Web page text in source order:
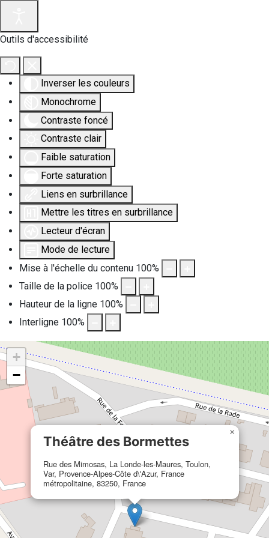
Outils d'accessibilité
Inverser les couleurs
Monochrome
Contraste foncé
Contraste clair
Faible saturation
Forte saturation
Liens en surbrillance
Mettre les titres en surbrillance
Lecteur d'écran
Mode de lecture
Mise à l'échelle du contenu 100%
Taille de la police 100%
Hauteur de la ligne 100%
Interligne 100%
Théâtre des Bormettes
Rue des Mimosas, La Londe-les-Maures, Toulon,
Var, Provence-Alpes-Côte d\'Azur, France
métropolitaine, 83250, France
×
+
−